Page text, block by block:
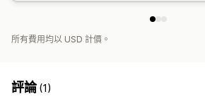
所有費用均以 USD 計價。
評論(1)